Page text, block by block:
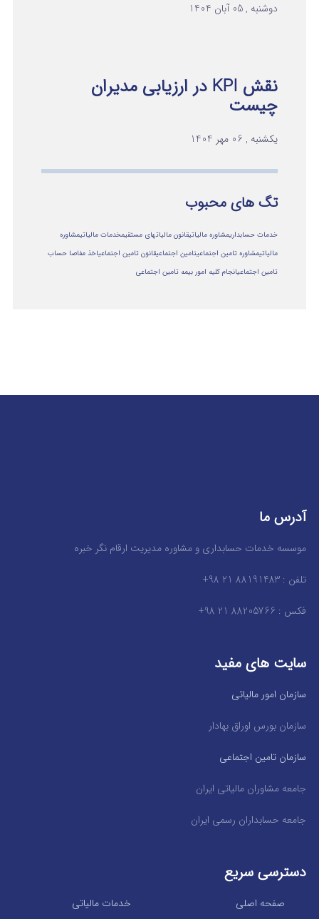
دوشنبه , 05 آبان 1404
نقش KPI در ارزیابی مدیران
چیست
یکشنبه , 06 مهر 1404
تگ های محبوب
خدمات حسابداریمشاوره مالیاتیقانون مالیاتهای مستقیمخدمات مالیاتیمشاوره
مالياتيمشاوره تامین اجتماعیتامین اجتماعیقانون تامین اجتماعیاخذ مفاصا حساب
تامین اجتماعیانجام کلیه امور بیمه تامین اجتماعی
آدرس ما
موسسه خدمات حسابداری و مشاوره مدیریت ارقام نگر خبره
تلفن : 88191483 21 98+
فکس : 88205766 21 98+
سایت های مفید
سازمان امور مالیاتی
سازمان بورس اوراق بهادار
سازمان تامین اجتماعی
جامعه مشاوران مالیاتی ایران
جامعه حسابداران رسمی ایران
دسترسی سریع
خدمات مالیاتی صفحه اصلی